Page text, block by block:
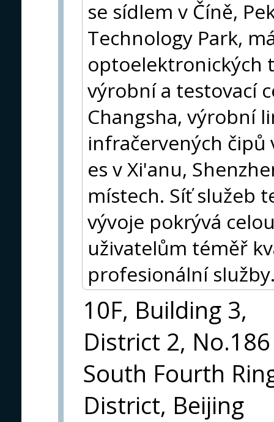
se sídlem v Číně,
Technology Park,
optoelektronických
výrobní a testovací
Changsha, výrobní
infračervených čipů
es v Xi'anu,
místech. Síť služeb
vývoje pokrývá
uživatelům téměř
profesionální
10F, Building 3,
District 2, No.186
South Fourth
District, Beijing